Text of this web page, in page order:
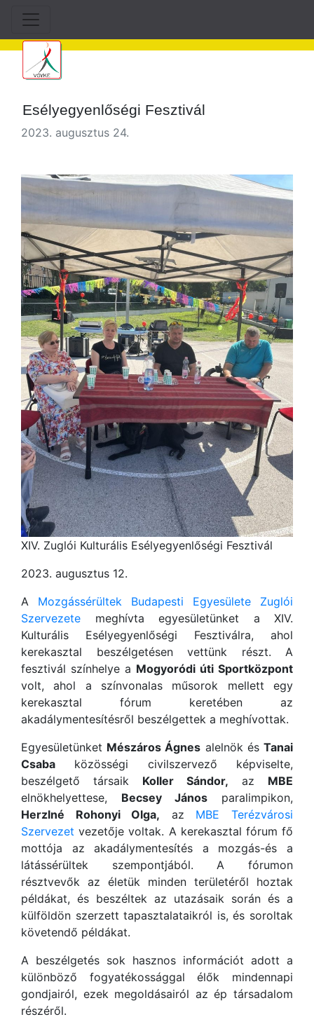
Esélyegyenlőségi Fesztivál
2023. augusztus 24.
XIV. Zuglói Kulturális Esélyegyenlőségi Fesztivál
2023. augusztus 12.
A Mozgássérültek Budapesti Egyesülete Zuglói
Szervezete meghívta egyesületünket a XIV.
Kulturális Esélyegyenlőségi Fesztiválra, ahol
kerekasztal beszélgetésen vettünk részt. A
fesztivál színhelye a Mogyoródi úti Sportközpont
volt, ahol a színvonalas műsorok mellett egy
kerekasztal fórum keretében az
akadálymentesítésről beszélgettek a meghívottak.
Egyesületünket Mészáros Ágnes alelnök ésTanai
Csaba közösségi civilszervező képviselte,
beszélgető társaik Koller Sándor, az MBE
elnökhelyettese, Becsey János paralimpikon,
Herzlné Rohonyi Olga, az MBE Terézvárosi
Szervezet vezetője voltak. A kerekasztal fórum fő
mottója az akadálymentesítés a mozgás-és a
látássérültek szempontjából. A fórumon
résztvevők az életük minden területéről hoztak
példákat, és beszéltek az utazásaik során és a
külföldön szerzett tapasztalataikról is, és soroltak
követendő példákat.
A beszélgetés sok hasznos információt adott a
különböző fogyatékossággal élők mindennapi
gondjairól, ezek megoldásairól az ép társadalom
részéről.